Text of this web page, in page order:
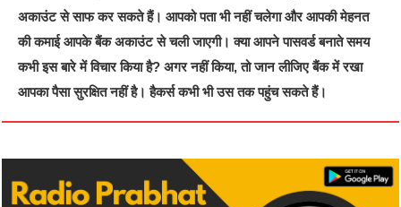
अकाउंट से साफ कर सकते हैं। आपको पता भी नहीं चलेगा और आपकी मेहनत
की कमाई आपके बैंक अकाउंट से चली जाएगी। क्‍या आपने पासवर्ड बनाते समय
कभी इस बारे में विचार किया है? अगर नहीं किया, तो जान लीजिए बैंक में रखा
आपका पैसा सुरक्षित नहीं है। हैकर्स कभी भी उस तक पहुंच सकते हैं।